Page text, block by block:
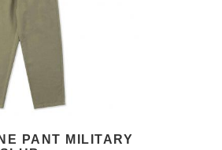
PANT MILITARY